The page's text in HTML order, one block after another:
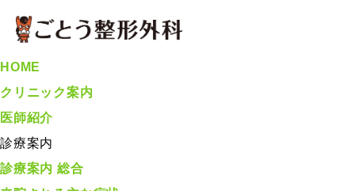
HOME
クリニック案内
医師紹介
診療案内
診療案内 総合